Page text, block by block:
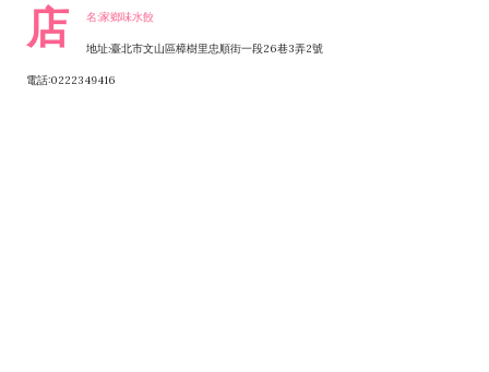
店 名:家鄉味水餃
地址:臺北市文山區樟樹里忠順街一段26巷3弄2號
電話:0222349416